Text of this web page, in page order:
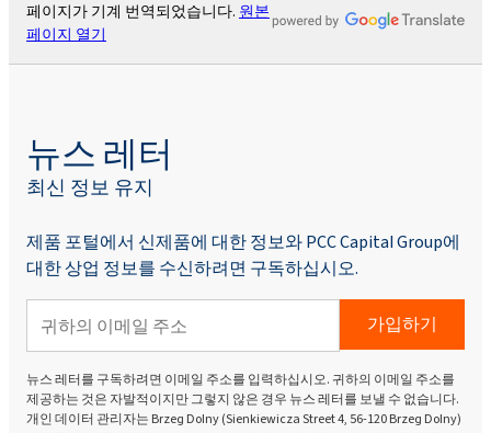
페이지가 기계 번역되었습니다. 원본
페이지 열기
뉴스 레터
최신 정보 유지
제품 포털에서 신제품에 대한 정보와 PCC Capital Group에
대한 상업 정보를 수신하려면 구독하십시오.
가입하기
뉴스 레터를 구독하려면 이메일 주소를 입력하십시오. 귀하의 이메일 주소를
제공하는 것은 자발적이지만 그렇지 않은 경우 뉴스 레터를 보낼 수 없습니다.
개인 데이터 관리자는 Brzeg Dolny (Sienkiewicza Street 4, 56-120 Brzeg Dolny)